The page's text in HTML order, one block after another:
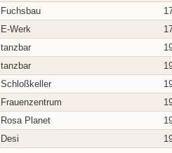
Fuchsbau
E-Werk
tanzbar
tanzbar
Schloßkeller
Frauenzentrum
Rosa Planet
Desi